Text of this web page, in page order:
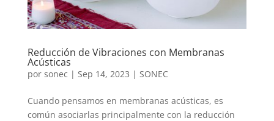
Reducción de Vibraciones con Membranas
Acústicas
por sonec | Sep 14, 2023 | SONEC
Cuando pensamos en membranas acústicas, es
común asociarlas principalmente con la reducción